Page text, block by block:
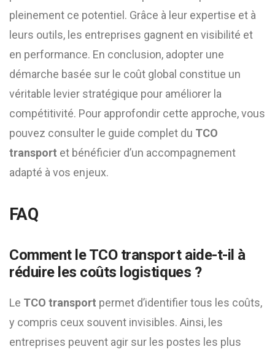
pleinement ce potentiel. Grâce à leur expertise et à
leurs outils, les entreprises gagnent en visibilité et
en performance. En conclusion, adopter une
démarche basée sur le coût global constitue un
véritable levier stratégique pour améliorer la
compétitivité. Pour approfondir cette approche, vous
pouvez consulter le guide complet du TCO
transport et bénéficier d’un accompagnement
adapté à vos enjeux.
FAQ
Comment le TCO transport aide-t-il à
réduire les coûts logistiques ?
Le TCO transport permet d’identifier tous les coûts,
y compris ceux souvent invisibles. Ainsi, les
entreprises peuvent agir sur les postes les plus